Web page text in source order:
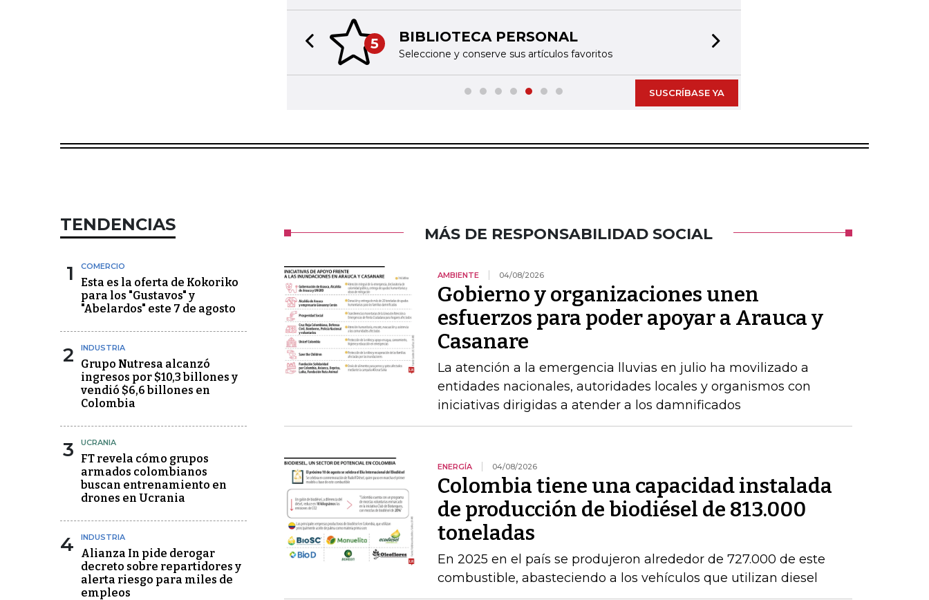
5 BIBLIOTECA PERSONAL
Seleccione y conserve sus artículos favoritos
Previous slide
SUSCRÍBASE YA
TENDENCIAS
1 COMERCIO
Esta es la oferta de Kokoriko
para los "Gustavos" y
"Abelardos" este 7 de agosto
2 INDUSTRIA
Grupo Nutresa alcanzó
ingresos por $10,3 billones y
vendió $6,6 billones en
Colombia
3 UCRANIA
FT revela cómo grupos
armados colombianos
buscan entrenamiento en
drones en Ucrania
4 INDUSTRIA
Alianza In pide derogar
decreto sobre repartidores y
alerta riesgo para miles de
empleos
MÁS DE RESPONSABILIDAD SOCIAL
AMBIENTE 04/08/2026
Gobierno y organizaciones unen
esfuerzos para poder apoyar a Arauca y
Casanare
La atención a la emergencia lluvias en julio ha movilizado a
entidades nacionales, autoridades locales y organismos con
iniciativas dirigidas a atender a los damnificados
ENERGÍA 04/08/2026
Colombia tiene una capacidad instalada
de producción de biodiésel de 813.000
toneladas
En 2025 en el país se produjeron alrededor de 727.000 de este
combustible, abasteciendo a los vehículos que utilizan diesel